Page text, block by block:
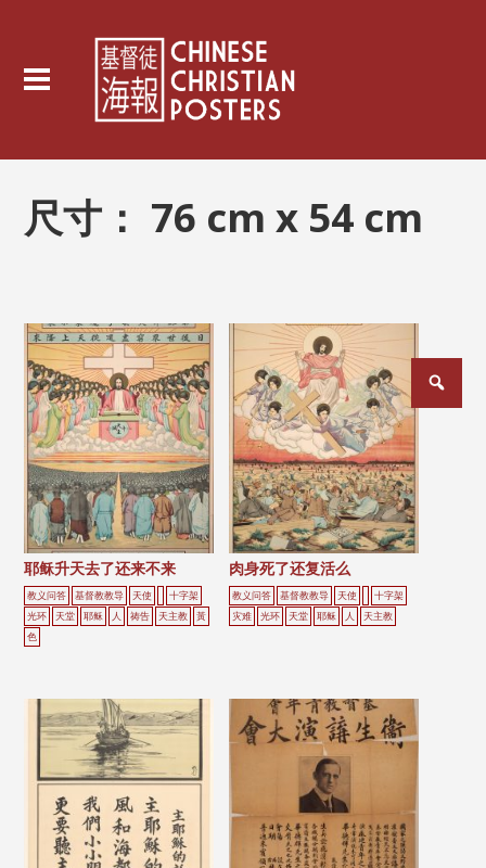
尺寸： 76 cm x 54 cm
耶稣升天去了还来不来
教义问答 基督教教导 天使
十字架
光环
天堂 耶稣 人 祷告 天主教
黃
色
肉身死了还复活么
教义问答 基督教教导 天使
十字架
灾难
光环 天堂 耶稣 人 天主教
文
章
分
页